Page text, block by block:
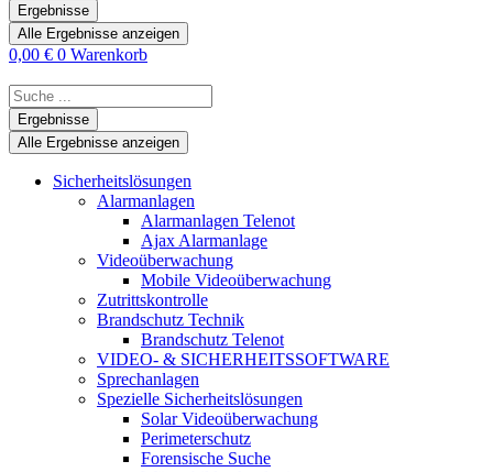
Ergebnisse
Alle Ergebnisse anzeigen
0,00 € 0 Warenkorb
Search
...Ergebnisse
Alle Ergebnisse anzeigen
Sicherheitslösungen
Alarmanlagen
Alarmanlagen Telenot
Ajax Alarmanlage
Videoüberwachung
Mobile Videoüberwachung
Zutrittskontrolle
Brandschutz Technik
Brandschutz Telenot
VIDEO- & SICHERHEITSSOFTWARE
Sprechanlagen
Spezielle Sicherheitslösungen
Solar Videoüberwachung
Perimeterschutz
Forensische Suche